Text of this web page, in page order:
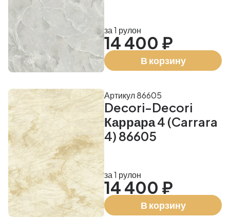
за 1 рулон
14 400 ₽
В корзину
Decori-Decori
Каррара 4 (Carrara
4) 86605
Артикул 86605
за 1 рулон
14 400 ₽
В корзину